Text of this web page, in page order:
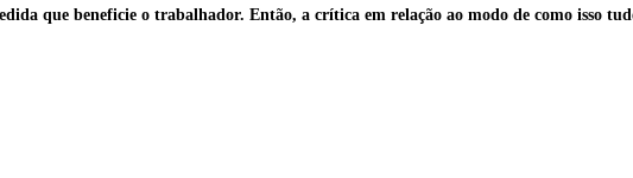
que beneficie o trabalhador. Então, a crítica em relação ao modo de como isso